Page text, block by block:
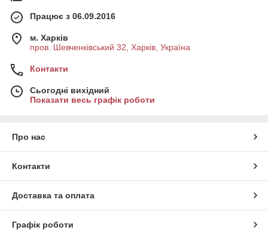
Працює з 06.09.2016
м. Харків
пров. Шевченківський 32, Харків, Україна
Контакти
Сьогодні вихідний
Показати весь графік роботи
Про нас
Контакти
Доставка та оплата
Графік роботи